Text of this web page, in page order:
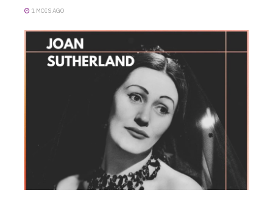
1 MOIS AGO